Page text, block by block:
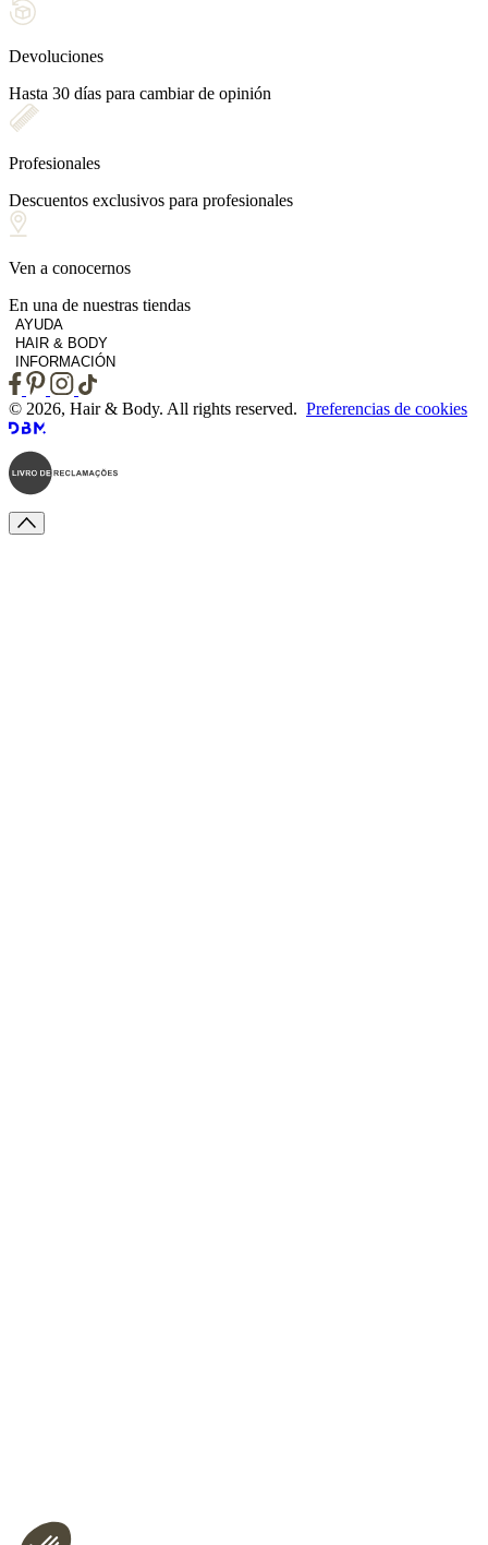
Devoluciones
Hasta 30 días para cambiar de opinión
Profesionales
Descuentos exclusivos para profesionales
Ven a conocernos
En una de nuestras tiendas
AYUDA
HAIR & BODY
INFORMACIÓN
© 2026, Hair & Body. All rights reserved. Preferencias de cookies